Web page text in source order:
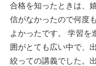
合格を知ったときは、
信がなかったので何度
よかったです。 学習を
囲がとても広い中で、
絞っての講義でした。